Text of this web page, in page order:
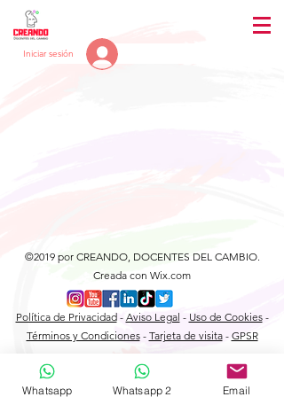
Iniciar sesión
©2019 por CREANDO, DOCENTES DEL CAMBIO.
Creada con Wix.com
Política de Privacidad- Aviso Legal - Uso de Cookies-
Términos y Condiciones- Tarjeta de visita- GPSR
Whatsapp Whatsapp 2 Email